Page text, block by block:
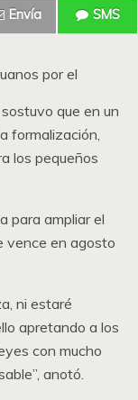
Envía SMS
por el
que en un
formalización,
los pequeños
para ampliar el
vence en agosto
ni estaré
apretando a los
con mucho
anotó.